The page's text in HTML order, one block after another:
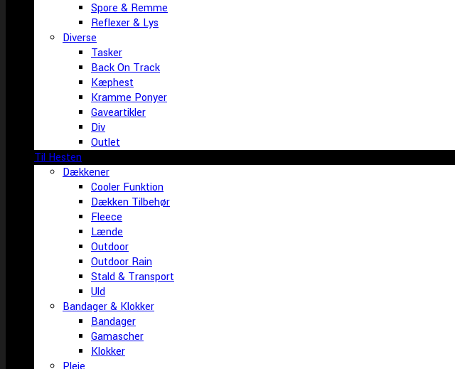
Spore & Remme
Reflexer & Lys
Diverse
Tasker
Back On Track
Kæphest
Kramme Ponyer
Gaveartikler
Div
Outlet
Til Hesten
Dækkener
Cooler Funktion
Dækken Tilbehør
Fleece
Lænde
Outdoor
Outdoor Rain
Stald & Transport
Uld
Bandager & Klokker
Bandager
Gamascher
Klokker